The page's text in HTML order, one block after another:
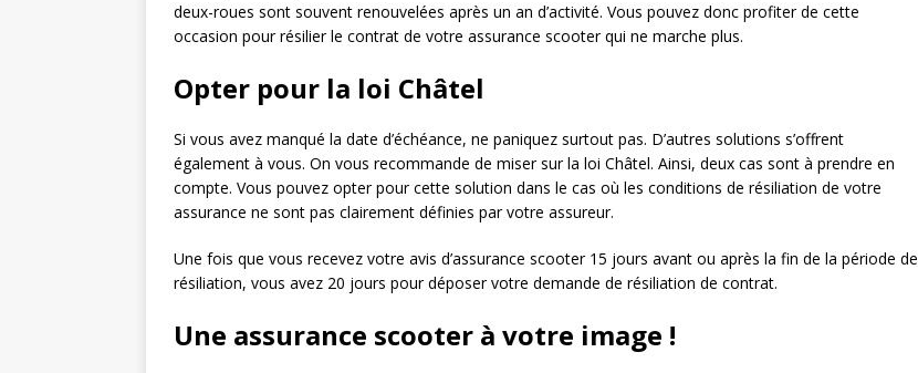
deux-roues sont souvent renouvelées après un an d’activité. Vous pouvez donc profiter de cette
occasion pour résilier le contrat de votre assurance scooter qui ne marche plus.
Opter pour la loi Châtel
Si vous avez manqué la date d’échéance, ne paniquez surtout pas. D’autres solutions s’offrent
également à vous. On vous recommande de miser sur la loi Châtel. Ainsi, deux cas sont à prendre en
compte. Vous pouvez opter pour cette solution dans le cas où les conditions de résiliation de votre
assurance ne sont pas clairement définies par votre assureur.
Une fois que vous recevez votre avis d’assurance scooter 15 jours avant ou après la fin de la période de
résiliation, vous avez 20 jours pour déposer votre demande de résiliation de contrat.
Une assurance scooter à votre image !